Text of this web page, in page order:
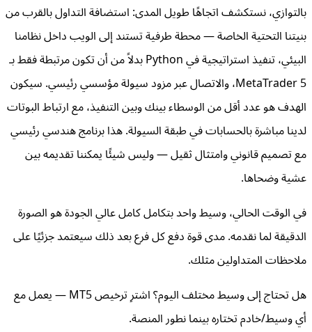
بالتوازي، نستكشف اتجاهًا طويل المدى: استضافة التداول بالقرب من
بنيتنا التحتية الخاصة — محطة طرفية تستند إلى الويب داخل نظامنا
البيئي، تنفيذ استراتيجية في Python بدلاً من أن تكون مرتبطة فقط بـ
MetaTrader 5، والاتصال عبر مزود سيولة مؤسسي رئيسي. سيكون
الهدف هو عدد أقل من الوسطاء بينك وبين التنفيذ، مع ارتباط البوتات
لدينا مباشرة بالحسابات في طبقة السيولة. هذا برنامج هندسي رئيسي
مع تصميم قانوني وامتثال ثقيل — وليس شيئًا يمكننا تقديمه بين
عشية وضحاها.
في الوقت الحالي، وسيط واحد بتكامل كامل عالي الجودة هو الصورة
الدقيقة لما نقدمه. مدى قوة دفع كل فرع بعد ذلك سيعتمد جزئيًا على
ملاحظات المتداولين مثلك.
هل تحتاج إلى وسيط مختلف اليوم؟ اشترِ ترخيص MT5 — يعمل مع
أي وسيط/خادم تختاره بينما نطور المنصة.